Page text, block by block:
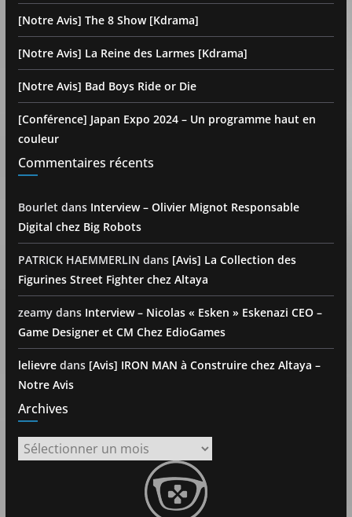
[Notre Avis] The 8 Show [Kdrama]
[Notre Avis] La Reine des Larmes [Kdrama]
[Notre Avis] Bad Boys Ride or Die
[Conférence] Japan Expo 2024 – Un programme haut en
couleur
Commentaires récents
Bourlet dans Interview – Olivier Mignot Responsable
Digital chez Big Robots
PATRICK HAEMMERLIN dans [Avis] La Collection des
Figurines Street Fighter chez Altaya
zeamydans Interview – Nicolas « Esken » Eskenazi CEO –
Game Designer et CM Chez EdioGames
lelievredans [Avis] IRON MAN à Construire chez Altaya –
Notre Avis
Archives
Archives